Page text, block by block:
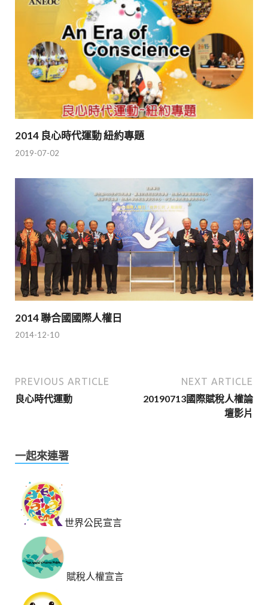
2014 良心時代運動 紐約專題
2019-07-02
2014 聯合國國際人權日
2014-12-10
PREVIOUS ARTICLE
良心時代運動
NEXT ARTICLE
20190713國際賦稅人權論
壇影片
一起來連署
世界公民宣言
賦稅人權宣言